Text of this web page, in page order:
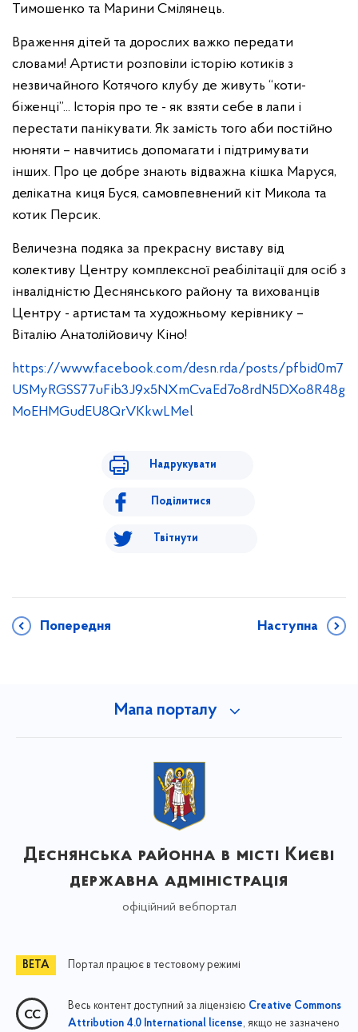
Тимошенко та Марини Смілянець.
Враження дітей та дорослих важко передати
словами! Артисти розповіли історію котиків з
незвичайного Котячого клубу де живуть “коти-
біженці”... Історія про те - як взяти себе в лапи і
перестати панікувати. Як замість того аби постійно
нюняти – навчитись допомагати і підтримувати
інших. Про це добре знають відважна кішка Маруся,
делікатна киця Буся, самовпевнений кіт Микола та
котик Персик.
Величезна подяка за прекрасну виставу від
колективу Центру комплексної реабілітації для осіб з
інвалідністю Деснянського району та вихованців
Центру - артистам та художньому керівнику –
Віталію Анатолійовичу Кіно!
https://www.facebook.com/desn.rda/posts/pfbid0m7
USMyRGSS77uFib3J9x5NXmCvaEd7o8rdN5DXo8R48g
MoEHMGudEU8QrVKkwLMel
Надрукувати
Поділитися
Твітнути
Попередня Наступна
Мапа порталу
Деснянська районна в місті Києві
державна адміністрація
офіційний вебпортал
Портал працює в тестовому режимі
Весь контент доступний за ліцензією Creative Commons
Attribution 4.0 International license, якщо не зазначено